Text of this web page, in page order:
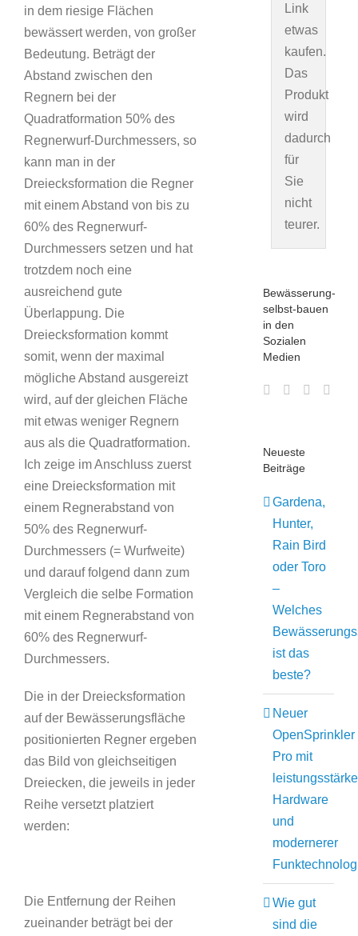
in dem riesige Flächen
bewässert werden, von großer
Bedeutung. Beträgt der
Abstand zwischen den
Regnern bei der
Quadratformation 50% des
Regnerwurf-Durchmessers, so
kann man in der
Dreiecksformation die Regner
mit einem Abstand von bis zu
60% des Regnerwurf-
Durchmessers setzen und hat
trotzdem noch eine
ausreichend gute
Überlappung. Die
Dreiecksformation kommt
somit, wenn der maximal
mögliche Abstand ausgereizt
wird, auf der gleichen Fläche
mit etwas weniger Regnern
aus als die Quadratformation.
Ich zeige im Anschluss zuerst
eine Dreiecksformation mit
einem Regnerabstand von
50% des Regnerwurf-
Durchmessers (= Wurfweite)
und darauf folgend dann zum
Vergleich die selbe Formation
mit einem Regnerabstand von
60% des Regnerwurf-
Durchmessers.
Die in der Dreiecksformation
auf der Bewässerungsfläche
positionierten Regner ergeben
das Bild von gleichseitigen
Dreiecken, die jeweils in jeder
Reihe versetzt platziert
werden:
Die Entfernung der Reihen
zueinander beträgt bei der
Link
etwas
kaufen.
Das
Produkt
wird
dadurch
für
Sie
nicht
teurer.
Bewässerung-
selbst-bauen
in den
Sozialen
Medien
Neueste
Beiträge
Gardena,
Hunter,
Rain Bird
oder Toro
–
Welches
ist das
beste?
Neuer
OpenSprinkler
Pro mit
Hardware
und
modernerer
Wie gut
sind die